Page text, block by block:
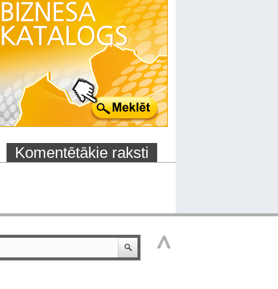
Komentētākie raksti